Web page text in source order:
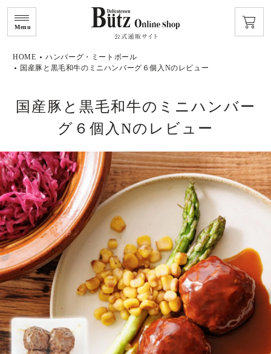
Menu
HOME
ハンバーグ・ミートボール
国産豚と黒毛和牛のミニハンバーグ６個入Nのレビュー
国産豚と黒毛和牛のミニハンバー
グ６個入Nのレビュー